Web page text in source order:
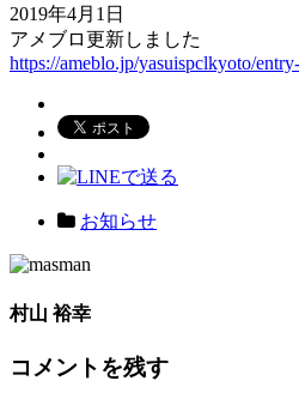
2019年4月1日
アメブロ更新しました
https://ameblo.jp/yasuispclkyoto/
お知らせ
村山 裕幸
コメントを残す